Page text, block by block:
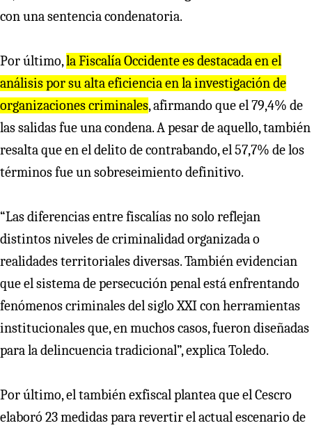
con una sentencia condenatoria.
Por último,la Fiscalía Occidente es destacada en el
análisis por su alta eficiencia en la investigación de
organizaciones criminales, afirmando que el 79,4% de
las salidas fue una condena. A pesar de aquello, también
resalta que en el delito de contrabando, el 57,7% de los
términos fue un sobreseimiento definitivo.
“Las diferencias entre fiscalías no solo reflejan
distintos niveles de criminalidad organizada o
realidades territoriales diversas. También evidencian
que el sistema de persecución penal está enfrentando
fenómenos criminales del siglo XXI con herramientas
institucionales que, en muchos casos, fueron diseñadas
para la delincuencia tradicional”, explica Toledo.
Por último, el también exfiscal plantea que el Cescro
elaboró 23 medidas para revertir el actual escenario de